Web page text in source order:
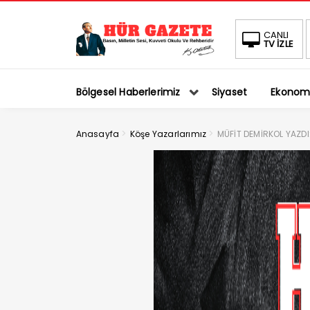
CANLI
TV İZLE
Bölgesel Haberlerimiz Siyaset
Anasayfa > Köşe Yazarlarımız > MÜFİT DEMİRKOL